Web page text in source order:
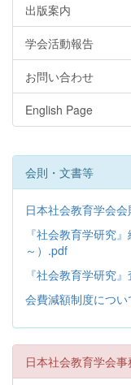
出版案内
学会活動報告
お問い合わせ
English Page
会則・文書等
日本社会教育学会
『社会教育学研究
～）.pdf
『社会教育学研究
会費減額制度につ
日本社会教育学会事